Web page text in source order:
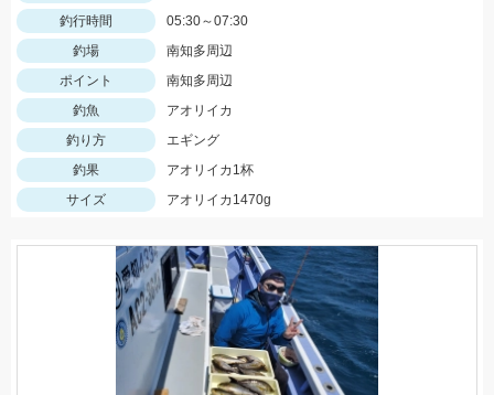
釣行時間
05:30～07:30
釣場
南知多周辺
ポイント
南知多周辺
釣魚
アオリイカ
釣り方
エギング
釣果
アオリイカ1杯
サイズ
アオリイカ1470g